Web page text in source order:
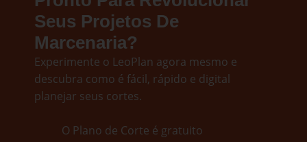
Seus Projetos De
Marcenaria?
Experimente o LeoPlan agora mesmo e
descubra como é fácil, rápido e digital
planejar seus cortes.
O Plano de Corte é gratuito